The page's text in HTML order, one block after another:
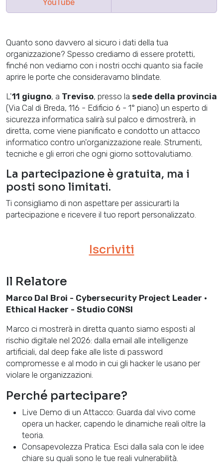
YouTube
Quanto sono davvero al sicuro i dati della tua
organizzazione? Spesso crediamo di essere protetti,
finché non vediamo con i nostri occhi quanto sia facile
aprire le porte che consideravamo blindate.
L'11 giugno, a Treviso, presso la sede della provincia
(Via Cal di Breda, 116 - Edificio 6 - 1° piano) un esperto di
sicurezza informatica salirà sul palco e dimostrerà, in
diretta, come viene pianificato e condotto un attacco
informatico contro un'organizzazione reale. Strumenti,
tecniche e gli errori che ogni giorno sottovalutiamo.
La partecipazione è gratuita, ma i
posti sono limitati.
Ti consigliamo di non aspettare per assicurarti la
partecipazione e ricevere il tuo report personalizzato.
Iscriviti
Il Relatore
Marco Dal Broi - Cybersecurity Project Leader ·
Ethical Hacker - Studio CONSI
Marco ci mostrerà in diretta quanto siamo esposti al
rischio digitale nel 2026: dalla email alle intelligenze
artificiali, dal deep fake alle liste di password
compromesse e al modo in cui gli hacker le usano per
violare le organizzazioni.
Perché partecipare?
Live Demo di un Attacco: Guarda dal vivo come
opera un hacker, capendo le dinamiche reali oltre la
teoria.
Consapevolezza Pratica: Esci dalla sala con le idee
chiare su quali sono le tue reali vulnerabilità.